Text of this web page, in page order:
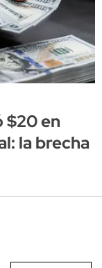
$20 en
la brecha